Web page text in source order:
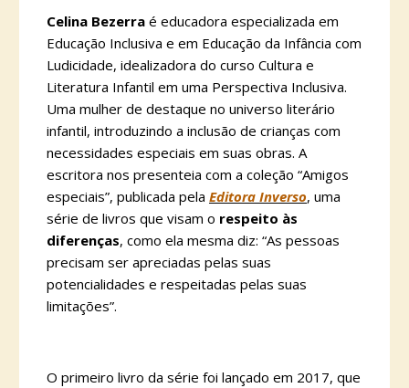
Celina Bezerra é educadora especializada em
Educação Inclusiva e em Educação da Infância com
Ludicidade, idealizadora do curso Cultura e
Literatura Infantil em uma Perspectiva Inclusiva.
Uma mulher de destaque no universo literário
infantil, introduzindo a inclusão de crianças com
necessidades especiais em suas obras. A
escritora nos presenteia com a coleção “Amigos
especiais”, publicada pela Editora Inverso, uma
série de livros que visam o respeito às
diferenças, como ela mesma diz: “As pessoas
precisam ser apreciadas pelas suas
potencialidades e respeitadas pelas suas
limitações”.
O primeiro livro da série foi lançado em 2017, que